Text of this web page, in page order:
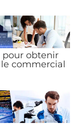
pour obtenir
le commercial